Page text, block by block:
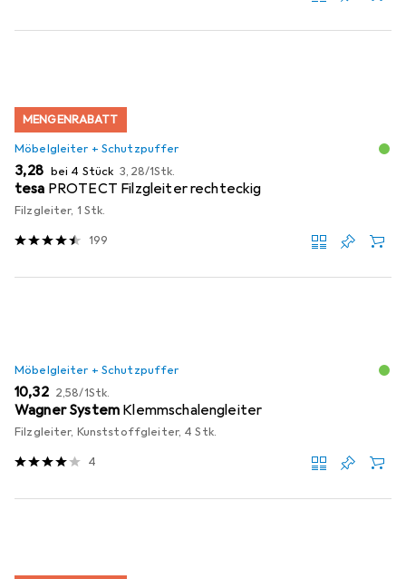
MENGENRABATT
Möbelgleiter + Schutzpuffer
EUR
3,28 bei 4 Stück EUR
3,28/1Stk.
tesa PROTECT Filzgleiter rechteckig
Filzgleiter, 1 Stk.
199
Möbelgleiter + Schutzpuffer
EUR
10,32 EUR
2,58/1Stk.
Wagner System Klemmschalengleiter
Filzgleiter, Kunststoffgleiter, 4 Stk.
4